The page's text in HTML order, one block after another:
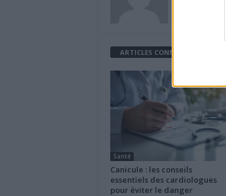
ARTICLES CONNEXES
Santé
Canicule : les conseils
essentiels des cardiologues
pour éviter le danger